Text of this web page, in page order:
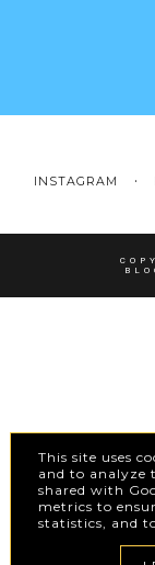
INSTAGRAM
This site uses
and to analyze
shared with
metrics to
statistics, and